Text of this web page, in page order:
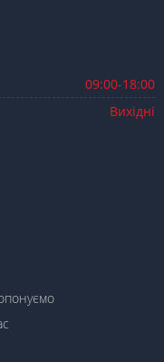
09:00-18:00
Вихідні